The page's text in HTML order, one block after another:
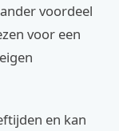
voordeel
voor een
en kan